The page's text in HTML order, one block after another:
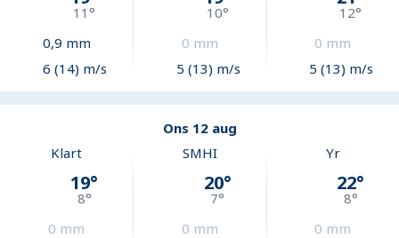
11°
0,9 mm
6 (14) m/s
10°
0 mm
5 (13) m/s
12°
0 mm
5 (13) m/s
Ons 12 aug
Klart
19°
8°
0 mm
SMHI
20°
7°
0 mm
Yr
22°
8°
0 mm